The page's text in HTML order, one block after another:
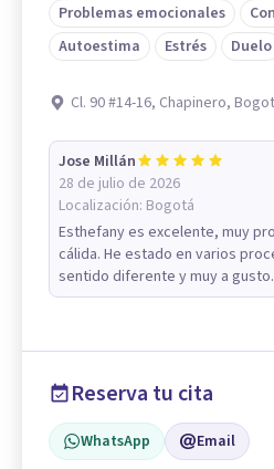
Problemas emocionales
Autoestima
Estrés Duelo
Cl. 90 #14-16, Chapinero,
Jose Millán
28 de julio de 2026
Localización: Bogotá
Esthefany es excelente, muy
cálida. He estado en varios
sentido diferente y muy a
Reserva tu cita
WhatsApp Email